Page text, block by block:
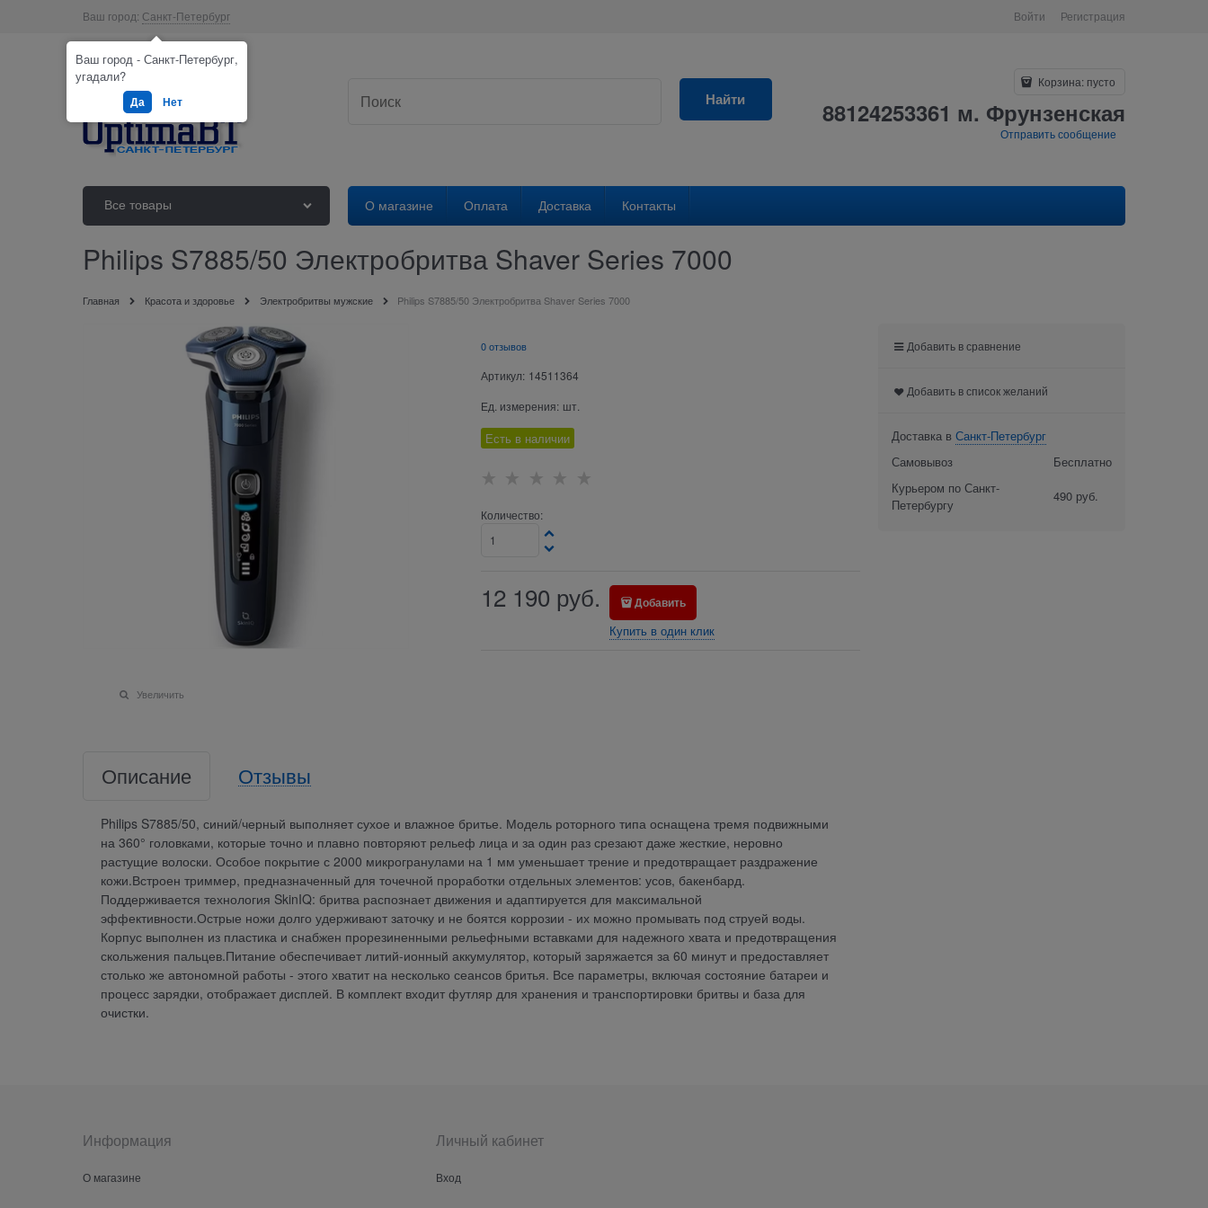
Ваш город: Санкт-Петербург Войти Регистрация
Найти
Корзина: пусто
88124253361 м. Фрунзенская
Отправить сообщение
Все товары О магазине Оплата Доставка Контакты
Philips S7885/50 Электробритва Shaver Series 7000
Главная Красота и здоровье Электробритвы мужские Philips S7885/50 Электробритва Shaver Series 7000
Увеличить
0 отзывов
Артикул: 14511364
Ед. измерения: шт.
Есть в наличии
Количество:
12 190 руб. Добавить
Купить в один клик
Описание Отзывы
Philips S7885/50, синий/черный выполняет сухое и влажное бритье. Модель роторного типа оснащена тремя подвижными
на 360° головками, которые точно и плавно повторяют рельеф лица и за один раз срезают даже жесткие, неровно
растущие волоски. Особое покрытие с 2000 микрогранулами на 1 мм уменьшает трение и предотвращает раздражение
кожи.Встроен триммер, предназначенный для точечной проработки отдельных элементов: усов, бакенбард.
Поддерживается технология SkinIQ: бритва распознает движения и адаптируется для максимальной
эффективности.Острые ножи долго удерживают заточку и не боятся коррозии - их можно промывать под струей воды.
Корпус выполнен из пластика и снабжен прорезиненными рельефными вставками для надежного хвата и предотвращения
скольжения пальцев.Питание обеспечивает литий-ионный аккумулятор, который заряжается за 60 минут и предоставляет
столько же автономной работы - этого хватит на несколько сеансов бритья. Все параметры, включая состояние батареи и
процесс зарядки, отображает дисплей. В комплект входит футляр для хранения и транспортировки бритвы и база для
очистки.
Добавить в сравнение
Добавить в список желаний
Доставка в Санкт-Петербург
Самовывоз
Бесплатно
Курьером по Санкт-
Петербургу
490 руб.
Информация
О магазине
Личный кабинет
Вход
Ваш город - Санкт-Петербург,
угадали?
Да Нет